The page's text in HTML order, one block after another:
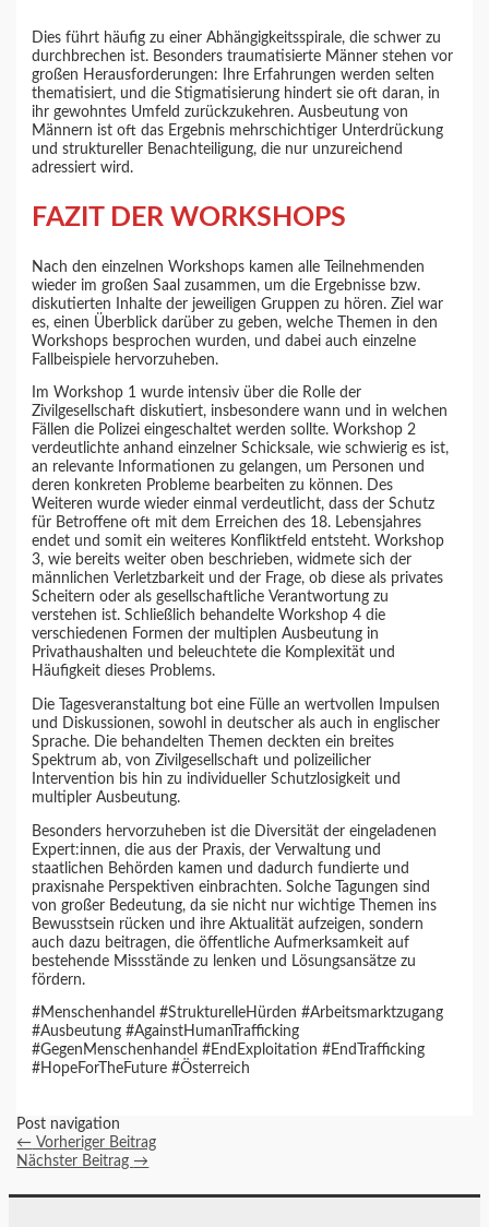
Dies führt häufig zu einer Abhängigkeitsspirale, die schwer zu
durchbrechen ist. Besonders traumatisierte Männer stehen vor
großen Herausforderungen: Ihre Erfahrungen werden selten
thematisiert, und die Stigmatisierung hindert sie oft daran, in
ihr gewohntes Umfeld zurückzukehren. Ausbeutung von
Männern ist oft das Ergebnis mehrschichtiger Unterdrückung
und struktureller Benachteiligung, die nur unzureichend
adressiert wird.
FAZIT DER WORKSHOPS
Nach den einzelnen Workshops kamen alle Teilnehmenden
wieder im großen Saal zusammen, um die Ergebnisse bzw.
diskutierten Inhalte der jeweiligen Gruppen zu hören. Ziel war
es, einen Überblick darüber zu geben, welche Themen in den
Workshops besprochen wurden, und dabei auch einzelne
Fallbeispiele hervorzuheben.
Im Workshop 1 wurde intensiv über die Rolle der
Zivilgesellschaft diskutiert, insbesondere wann und in welchen
Fällen die Polizei eingeschaltet werden sollte. Workshop 2
verdeutlichte anhand einzelner Schicksale, wie schwierig es ist,
an relevante Informationen zu gelangen, um Personen und
deren konkreten Probleme bearbeiten zu können. Des
Weiteren wurde wieder einmal verdeutlicht, dass der Schutz
für Betroffene oft mit dem Erreichen des 18. Lebensjahres
endet und somit ein weiteres Konfliktfeld entsteht. Workshop
3, wie bereits weiter oben beschrieben, widmete sich der
männlichen Verletzbarkeit und der Frage, ob diese als privates
Scheitern oder als gesellschaftliche Verantwortung zu
verstehen ist. Schließlich behandelte Workshop 4 die
verschiedenen Formen der multiplen Ausbeutung in
Privathaushalten und beleuchtete die Komplexität und
Häufigkeit dieses Problems.
Die Tagesveranstaltung bot eine Fülle an wertvollen Impulsen
und Diskussionen, sowohl in deutscher als auch in englischer
Sprache. Die behandelten Themen deckten ein breites
Spektrum ab, von Zivilgesellschaft und polizeilicher
Intervention bis hin zu individueller Schutzlosigkeit und
multipler Ausbeutung.
Besonders hervorzuheben ist die Diversität der eingeladenen
Expert:innen, die aus der Praxis, der Verwaltung und
staatlichen Behörden kamen und dadurch fundierte und
praxisnahe Perspektiven einbrachten. Solche Tagungen sind
von großer Bedeutung, da sie nicht nur wichtige Themen ins
Bewusstsein rücken und ihre Aktualität aufzeigen, sondern
auch dazu beitragen, die öffentliche Aufmerksamkeit auf
bestehende Missstände zu lenken und Lösungsansätze zu
fördern.
#Menschenhandel #StrukturelleHürden #Arbeitsmarktzugang
#Ausbeutung #AgainstHumanTrafficking
#GegenMenschenhandel #EndExploitation #EndTrafficking
#HopeForTheFuture #Österreich
Post navigation
← Vorheriger Beitrag
Nächster Beitrag→